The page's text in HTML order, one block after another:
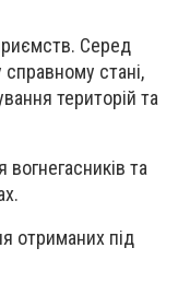
Серед
справному стані,
територій та
та
отриманих під